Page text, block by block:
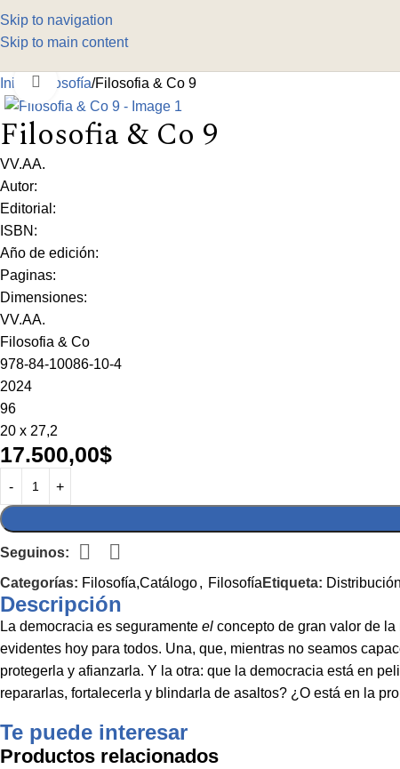
Skip to navigation
Skip to main content
Inicio Filosofía Filosofia & Co 9
Click to enlarge
Filosofia & Co 9
VV.AA.
Autor:
Editorial:
ISBN:
Año de edición:
Paginas:
Dimensiones:
VV.AA.
Filosofia & Co
978-84-10086-10-4
2024
96
20 x 27,2
17.500,00$
Seguinos:
Categorías: Filosofía,Catálogo, Filosofía Etiqueta:
Descripción
La democracia es seguramente el concepto de gran valor de
evidentes hoy para todos. Una, que, mientras no seamos
protegerla y afianzarla. Y la otra: que la democracia está en
repararlas, fortalecerla y blindarla de asaltos? ¿O está en la
Te puede interesar
Productos relacionados